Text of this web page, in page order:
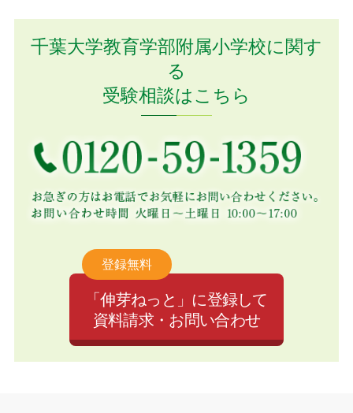
千葉大学教育学部附属小学校に関す
る
受験相談はこちら
登録無料
「伸芽ねっと」に登録して
資料請求・お問い合わせ